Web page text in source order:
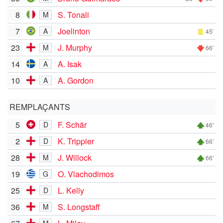
8 M
S. Tonali
7
A Joelinton 45'
23 M J. Murphy 66'
14 A
A. Isak
10
A A. Gordon
REMPLAÇANTS
5
D F. Schär 46'
2 D K. Trippier 66'
28 M J. Willock 66'
19 G
O. Vlachodimos
25
D
L. Kelly
36
M
S. Longstaff